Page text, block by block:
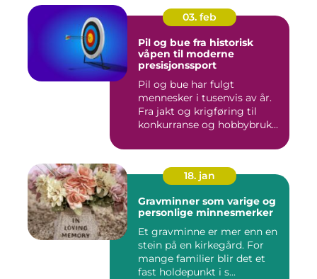
03. feb
Pil og bue fra historisk
våpen til moderne
presisjonssport
Pil og bue har fulgt
mennesker i tusenvis av år.
Fra jakt og krigføring til
konkurranse og hobbybruk...
18. jan
Gravminner som varige og
personlige minnesmerker
Et gravminne er mer enn en
stein på en kirkegård. For
mange familier blir det et
fast holdepunkt i s...